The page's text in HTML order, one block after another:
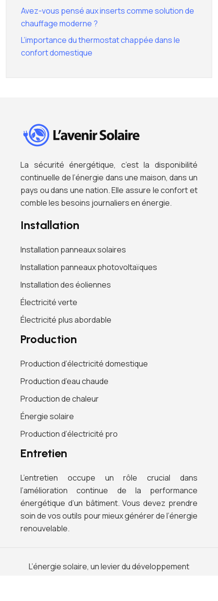
Avez-vous pensé aux inserts comme solution de
chauffage moderne ?
L’importance du thermostat chappée dans le
confort domestique
La sécurité énergétique, c’est la disponibilité
continuelle de l’énergie dans une maison, dans un
pays ou dans une nation. Elle assure le confort et
comble les besoins journaliers en énergie.
Installation
Installation panneaux solaires
Installation panneaux photovoltaïques
Installation des éoliennes
Électricité verte
Électricité plus abordable
Production
Production d’électricité domestique
Production d’eau chaude
Production de chaleur
Énergie solaire
Production d’électricité pro
Entretien
L’entretien occupe un rôle crucial dans
l’amélioration continue de la performance
énergétique d’un bâtiment. Vous devez prendre
soin de vos outils pour mieux générer de l’énergie
renouvelable.
L’énergie solaire, un levier du développement